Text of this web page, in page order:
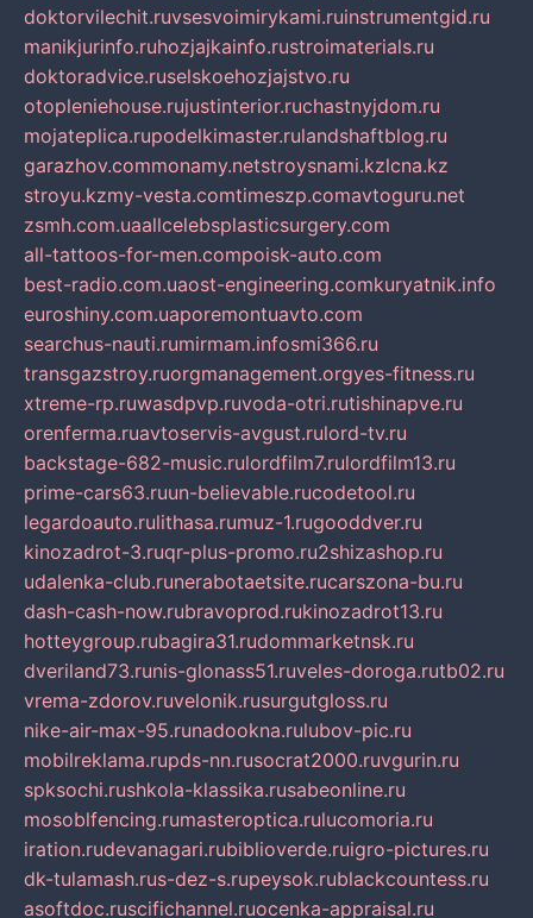
doktorvilechit.ruvsesvoimirykami.ruinstrumentgid.ru
manikjurinfo.ruhozjajkainfo.rustroimaterials.ru
doktoradvice.ruselskoehozjajstvo.ru
otopleniehouse.rujustinterior.ruchastnyjdom.ru
mojateplica.rupodelkimaster.rulandshaftblog.ru
garazhov.commonamy.netstroysnami.kzlcna.kz
stroyu.kzmy-vesta.comtimeszp.comavtoguru.net
zsmh.com.uaallcelebsplasticsurgery.com
all-tattoos-for-men.compoisk-auto.com
best-radio.com.uaost-engineering.comkuryatnik.info
euroshiny.com.uaporemontuavto.com
searchus-nauti.rumirmam.infosmi366.ru
transgazstroy.ruorgmanagement.orgyes-fitness.ru
xtreme-rp.ruwasdpvp.ruvoda-otri.rutishinapve.ru
orenferma.ruavtoservis-avgust.rulord-tv.ru
backstage-682-music.rulordfilm7.rulordfilm13.ru
prime-cars63.ruun-believable.rucodetool.ru
legardoauto.rulithasa.rumuz-1.rugooddver.ru
kinozadrot-3.ruqr-plus-promo.ru2shizashop.ru
udalenka-club.runerabotaetsite.rucarszona-bu.ru
dash-cash-now.rubravoprod.rukinozadrot13.ru
hotteygroup.rubagira31.rudommarketnsk.ru
dveriland73.runis-glonass51.ruveles-doroga.rutb02.ru
vrema-zdorov.ruvelonik.rusurgutgloss.ru
nike-air-max-95.runadookna.rulubov-pic.ru
mobilreklama.rupds-nn.rusocrat2000.ruvgurin.ru
spksochi.rushkola-klassika.rusabeonline.ru
mosoblfencing.rumasteroptica.rulucomoria.ru
iration.rudevanagari.rubiblioverde.ruigro-pictures.ru
dk-tulamash.rus-dez-s.rupeysok.rublackcountess.ru
asoftdoc.ruscifichannel.ruocenka-appraisal.ru